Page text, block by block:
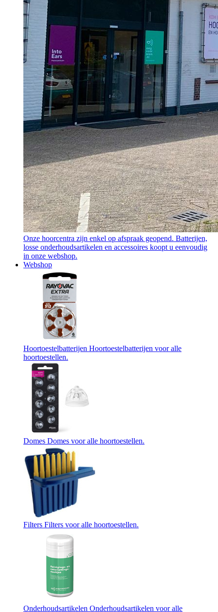
Onze hoorcentra zijn enkel op afspraak geopend. Batterijen,
losse onderhoudsartikelen en accessoires koopt u eenvoudig
in onze webshop.
Webshop
Hoortoestelbatterijen Hoortoestelbatterijen voor alle
hoortoestellen.
Domes Domes voor alle hoortoestellen.
Filters Filters voor alle hoortoestellen.
Onderhoudsartikelen Onderhoudsartikelen voor alle